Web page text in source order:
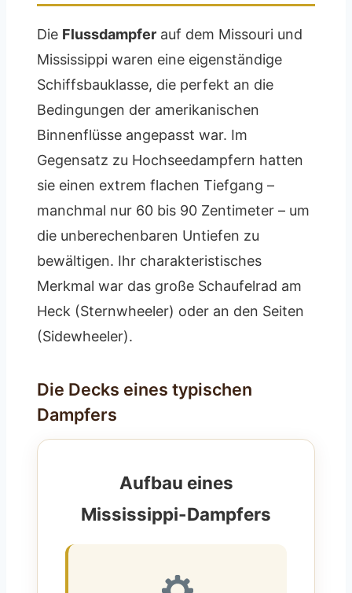
Die Flussdampfer auf dem Missouri und
Mississippi waren eine eigenständige
Schiffsbauklasse, die perfekt an die
Bedingungen der amerikanischen
Binnenflüsse angepasst war. Im
Gegensatz zu Hochseedampfern hatten
sie einen extrem flachen Tiefgang –
manchmal nur 60 bis 90 Zentimeter – um
die unberechenbaren Untiefen zu
bewältigen. Ihr charakteristisches
Merkmal war das große Schaufelrad am
Heck (Sternwheeler) oder an den Seiten
(Sidewheeler).
Die Decks eines typischen
Dampfers
Aufbau eines
Mississippi-Dampfers